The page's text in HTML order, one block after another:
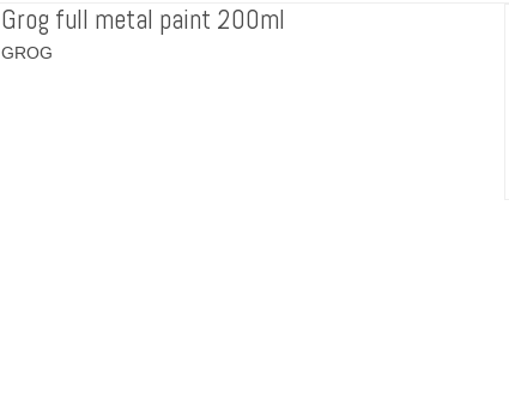
Grog full metal paint 200ml
GROG